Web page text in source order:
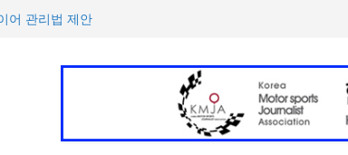
어 관리법 제안
성한 컴팩트 순수 전
요 사양 및 가격 공
년 대비 14.3% 증가